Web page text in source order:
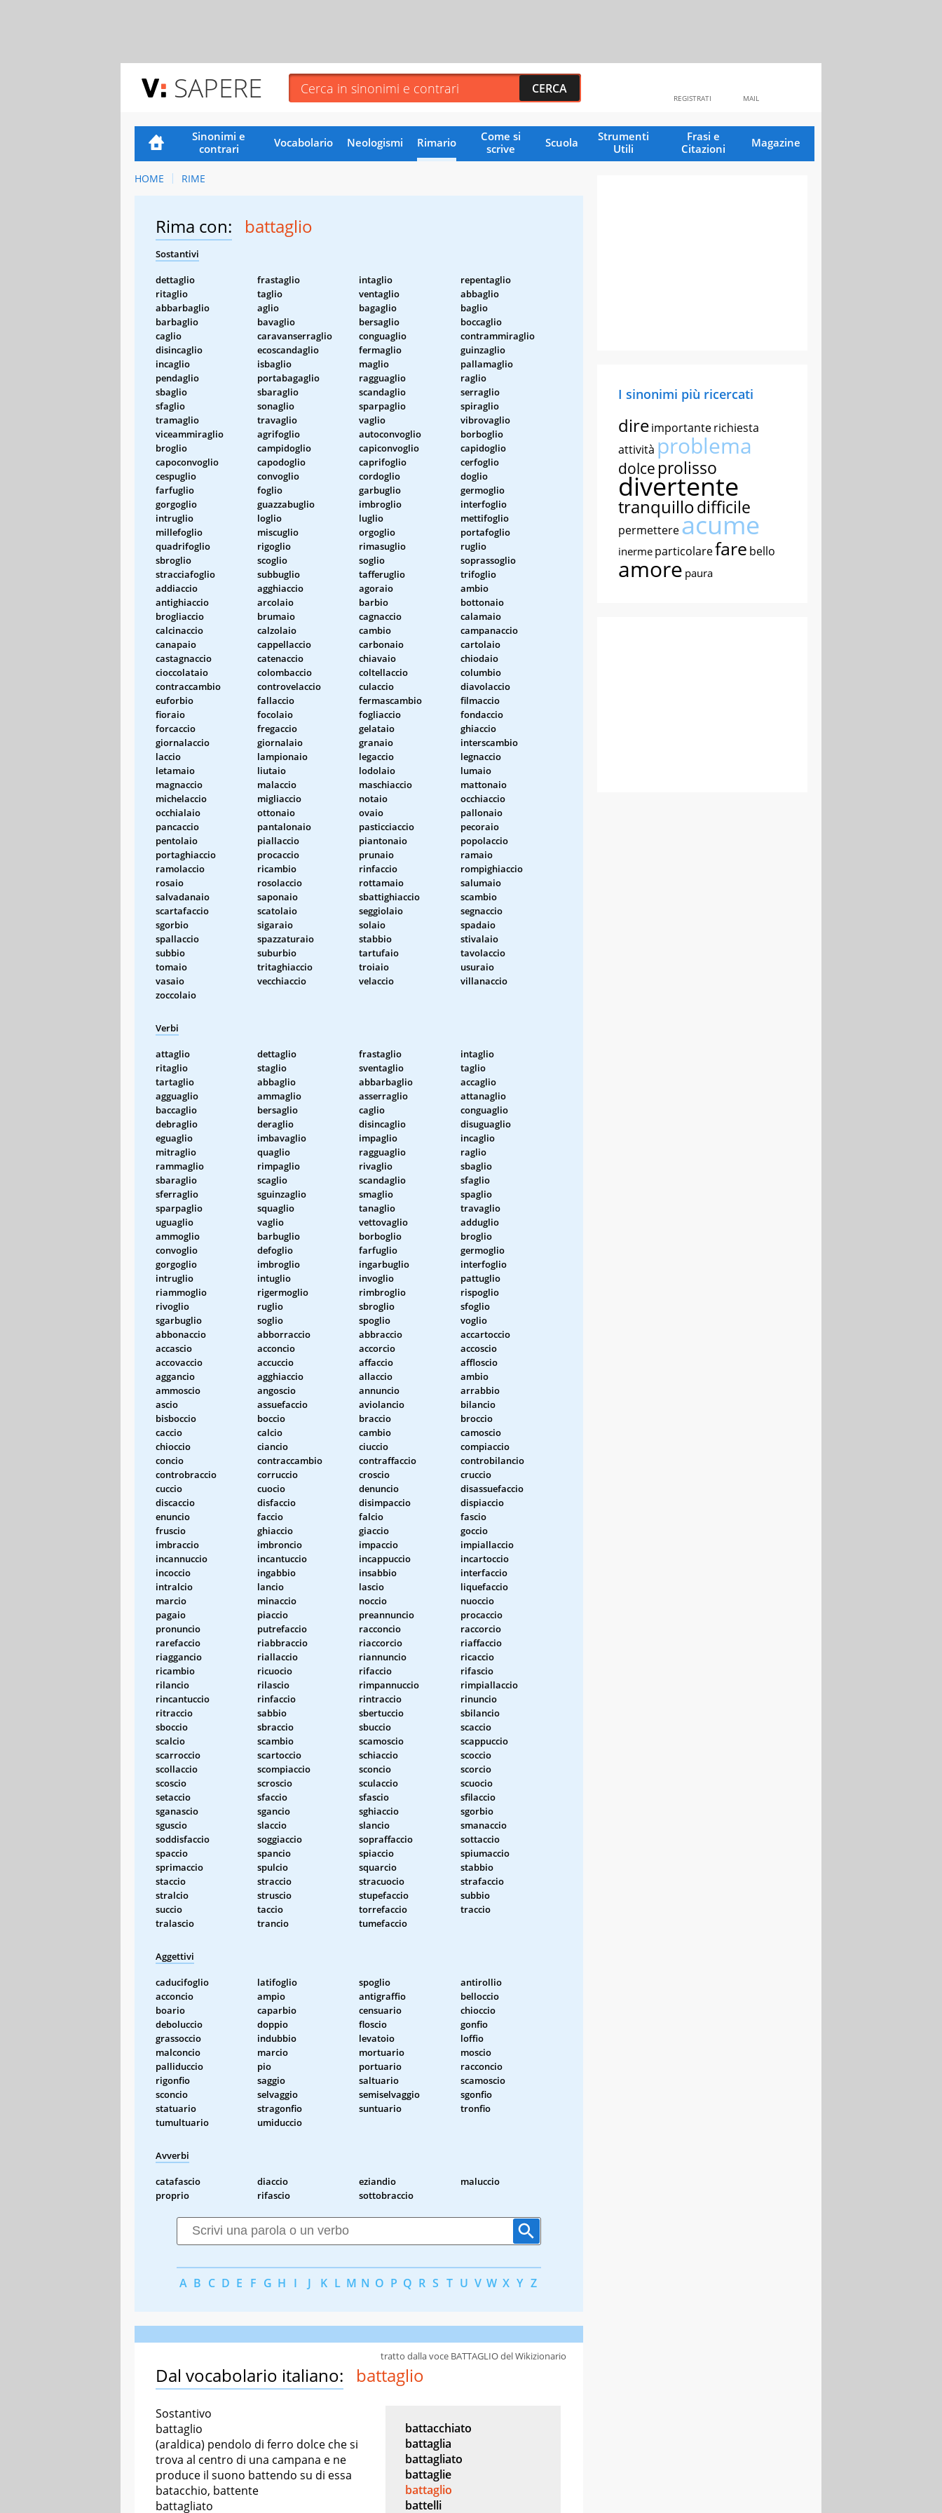
SAPERE MAIL
REGISTRATI
Sinonimi e
contrari
Vocabolario Neologismi Rimario
Come si
scrive
Scuola
Strumenti
Utili
Frasi e
Citazioni
Magazine
HOME RIME
Rima con: battaglio
Sostantivi
dettaglio frastaglio intaglio
repentaglio
ritaglio
taglio ventaglio
abbaglio
abbarbaglio
aglio bagaglio
baglio
barbaglio
bavaglio bersaglio
boccaglio
caglio
caravanserraglio conguaglio
contrammiraglio
disincaglio
ecoscandaglio fermaglio
guinzaglio
incaglio
isbaglio maglio
pallamaglio
pendaglio
portabagaglio ragguaglio
raglio
sbaglio
sbaraglio scandaglio
serraglio
sfaglio
sonaglio sparpaglio
spiraglio
tramaglio
travaglio vaglio
vibrovaglio
viceammiraglio
agrifoglio autoconvoglio
borboglio
broglio
campidoglio capiconvoglio
capidoglio
capoconvoglio
capodoglio caprifoglio
cerfoglio
cespuglio
convoglio cordoglio
doglio
farfuglio
foglio garbuglio
germoglio
gorgoglio
guazzabuglio imbroglio
interfoglio
intruglio
loglio luglio
mettifoglio
millefoglio
miscuglio orgoglio
portafoglio
quadrifoglio
rigoglio rimasuglio
ruglio
sbroglio
scoglio soglio
soprassoglio
stracciafoglio
subbuglio tafferuglio
trifoglio
addiaccio
agghiaccio agoraio
ambio
antighiaccio
arcolaio barbio
bottonaio
brogliaccio
brumaio cagnaccio
calamaio
calcinaccio
calzolaio cambio
campanaccio
canapaio
cappellaccio carbonaio
cartolaio
castagnaccio
catenaccio chiavaio
chiodaio
cioccolataio
colombaccio coltellaccio
columbio
contraccambio
controvelaccio culaccio
diavolaccio
euforbio
fallaccio fermascambio
filmaccio
fioraio
focolaio fogliaccio
fondaccio
forcaccio
fregaccio gelataio
ghiaccio
giornalaccio
giornalaio granaio
interscambio
laccio
lampionaio legaccio
legnaccio
letamaio
liutaio lodolaio
lumaio
magnaccio
malaccio maschiaccio
mattonaio
michelaccio
migliaccio notaio
occhiaccio
occhialaio
ottonaio ovaio
pallonaio
pancaccio
pantalonaio pasticciaccio
pecoraio
pentolaio
piallaccio piantonaio
popolaccio
portaghiaccio
procaccio prunaio
ramaio
ramolaccio
ricambio rinfaccio
rompighiaccio
rosaio
rosolaccio rottamaio
salumaio
salvadanaio
saponaio sbattighiaccio
scambio
scartafaccio
scatolaio seggiolaio
segnaccio
sgorbio
sigaraio solaio
spadaio
spallaccio
spazzaturaio stabbio
stivalaio
subbio
suburbio tartufaio
tavolaccio
tomaio
tritaghiaccio troiaio
usuraio
vasaio
vecchiaccio velaccio
villanaccio
zoccolaio
Verbi
attaglio dettaglio frastaglio
intaglio
ritaglio
staglio sventaglio
taglio
tartaglio
abbaglio abbarbaglio
accaglio
agguaglio
ammaglio asserraglio
attanaglio
baccaglio
bersaglio caglio
conguaglio
debraglio
deraglio disincaglio
disuguaglio
eguaglio
imbavaglio impaglio
incaglio
mitraglio
quaglio ragguaglio
raglio
rammaglio
rimpaglio rivaglio
sbaglio
sbaraglio
scaglio scandaglio
sfaglio
sferraglio
sguinzaglio smaglio
spaglio
sparpaglio
squaglio tanaglio
travaglio
uguaglio
vaglio vettovaglio
adduglio
ammoglio
barbuglio borboglio
broglio
convoglio
defoglio farfuglio
germoglio
gorgoglio
imbroglio ingarbuglio
interfoglio
intruglio
intuglio invoglio
pattuglio
riammoglio
rigermoglio rimbroglio
rispoglio
rivoglio
ruglio sbroglio
sfoglio
sgarbuglio
soglio spoglio
voglio
abbonaccio
abborraccio abbraccio
accartoccio
accascio
acconcio accorcio
accoscio
accovaccio
accuccio affaccio
affloscio
aggancio
agghiaccio allaccio
ambio
ammoscio
angoscio annuncio
arrabbio
ascio
assuefaccio aviolancio
bilancio
bisboccio
boccio braccio
broccio
caccio
calcio cambio
camoscio
chioccio
ciancio ciuccio
compiaccio
concio
contraccambio contraffaccio
controbilancio
controbraccio
corruccio croscio
cruccio
cuccio
cuocio denuncio
disassuefaccio
discaccio
disfaccio disimpaccio
dispiaccio
enuncio
faccio falcio
fascio
fruscio
ghiaccio giaccio
goccio
imbraccio
imbroncio impaccio
impiallaccio
incannuccio
incantuccio incappuccio
incartoccio
incoccio
ingabbio insabbio
interfaccio
intralcio
lancio lascio
liquefaccio
marcio
minaccio noccio
nuoccio
pagaio
piaccio preannuncio
procaccio
pronuncio
putrefaccio racconcio
raccorcio
rarefaccio
riabbraccio riaccorcio
riaffaccio
riaggancio
riallaccio riannuncio
ricaccio
ricambio
ricuocio rifaccio
rifascio
rilancio
rilascio rimpannuccio
rimpiallaccio
rincantuccio
rinfaccio rintraccio
rinuncio
ritraccio
sabbio sbertuccio
sbilancio
sboccio
sbraccio sbuccio
scaccio
scalcio
scambio scamoscio
scappuccio
scarroccio
scartoccio schiaccio
scoccio
scollaccio
scompiaccio sconcio
scorcio
scoscio
scroscio sculaccio
scuocio
setaccio
sfaccio sfascio
sfilaccio
sganascio
sgancio sghiaccio
sgorbio
sguscio
slaccio slancio
smanaccio
soddisfaccio
soggiaccio sopraffaccio
sottaccio
spaccio
spancio spiaccio
spiumaccio
sprimaccio
spulcio squarcio
stabbio
staccio
straccio stracuocio
strafaccio
stralcio
struscio stupefaccio
subbio
succio
taccio torrefaccio
traccio
tralascio
trancio tumefaccio
Aggettivi
caducifoglio latifoglio spoglio
antirollio
acconcio
ampio antigraffio
belloccio
boario
caparbio censuario
chioccio
deboluccio
doppio floscio
gonfio
grassoccio
indubbio levatoio
loffio
malconcio
marcio mortuario
moscio
palliduccio
pio portuario
racconcio
rigonfio
saggio saltuario
scamoscio
sconcio
selvaggio semiselvaggio
sgonfio
statuario
stragonfio suntuario
tronfio
tumultuario
umiduccio
Avverbi
catafascio diaccio eziandio
maluccio
proprio
rifascio sottobraccio
A B C D E F G H I J K L M N O P Q R S T U V W X Y Z
Dal vocabolario italiano: battaglio
tratto dalla voce BATTAGLIO del Wikizionario
Sostantivo
battaglio
(araldica) pendolo di ferro dolce che si
trova al centro di una campana e ne
produce il suono battendo su di essa
batacchio, battente
battagliato
battacchiato
battaglia
battagliato
battaglie
battaglio
battelli
I sinonimi più ricercati
direimportanterichiesta
attività problema
dolce prolisso
divertente
tranquillodifficile
permettereacume
inerme particolarefare bello
amore paura